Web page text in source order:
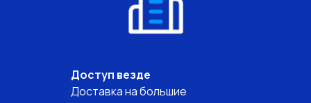
Доступ везде
Доставка на большие